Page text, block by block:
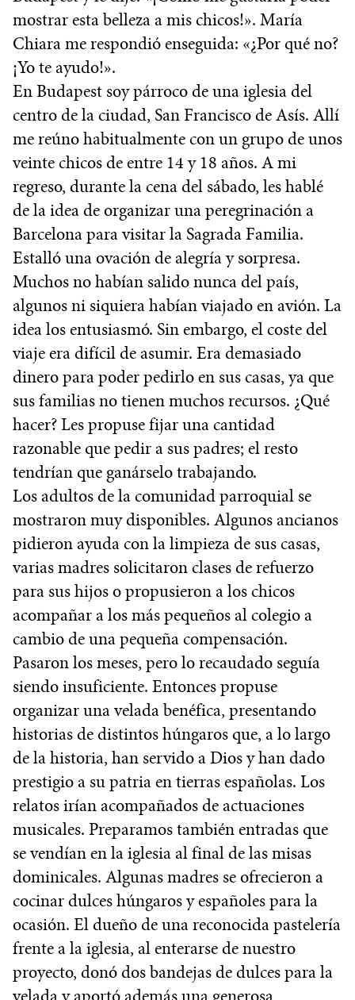
mostrar esta belleza a mis chicos!». María
Chiara me respondió enseguida: «¿Por qué no?
¡Yo te ayudo!».
En Budapest soy párroco de una iglesia del
centro de la ciudad, San Francisco de Asís. Allí
me reúno habitualmente con un grupo de unos
veinte chicos de entre 14 y 18 años. A mi
regreso, durante la cena del sábado, les hablé
de la idea de organizar una peregrinación a
Barcelona para visitar la Sagrada Familia.
Estalló una ovación de alegría y sorpresa.
Muchos no habían salido nunca del país,
algunos ni siquiera habían viajado en avión. La
idea los entusiasmó. Sin embargo, el coste del
viaje era difícil de asumir. Era demasiado
dinero para poder pedirlo en sus casas, ya que
sus familias no tienen muchos recursos. ¿Qué
hacer? Les propuse fijar una cantidad
razonable que pedir a sus padres; el resto
tendrían que ganárselo trabajando.
Los adultos de la comunidad parroquial se
mostraron muy disponibles. Algunos ancianos
pidieron ayuda con la limpieza de sus casas,
varias madres solicitaron clases de refuerzo
para sus hijos o propusieron a los chicos
acompañar a los más pequeños al colegio a
cambio de una pequeña compensación.
Pasaron los meses, pero lo recaudado seguía
siendo insuficiente. Entonces propuse
organizar una velada benéfica, presentando
historias de distintos húngaros que, a lo largo
de la historia, han servido a Dios y han dado
prestigio a su patria en tierras españolas. Los
relatos irían acompañados de actuaciones
musicales. Preparamos también entradas que
se vendían en la iglesia al final de las misas
dominicales. Algunas madres se ofrecieron a
cocinar dulces húngaros y españoles para la
ocasión. El dueño de una reconocida pastelería
frente a la iglesia, al enterarse de nuestro
proyecto, donó dos bandejas de dulces para la